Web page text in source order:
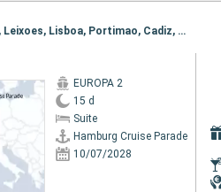
Itinerario : Hamburg Cruise Parade, Dover, Cowes, Guernesey, Brest, Vigo, Leixoes, Lisboa, Portimao, Cadiz, Malaga
EUROPA 2
15 d
Suite
Hamburg Cruise Parade
10/07/2028